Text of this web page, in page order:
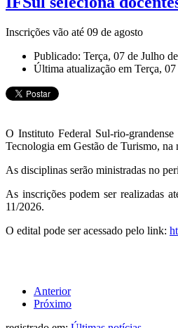
Inscrições vão até 09 de agosto
Publicado: Terça, 07 de Julho
Última atualização em Terça,
O Instituto Federal Sul-rio-
Tecnologia em Gestão de Turismo,
As disciplinas serão ministradas no
As inscrições podem ser realizadas
11/2026.
O edital pode ser acessado pelo link:
Anterior
Próximo